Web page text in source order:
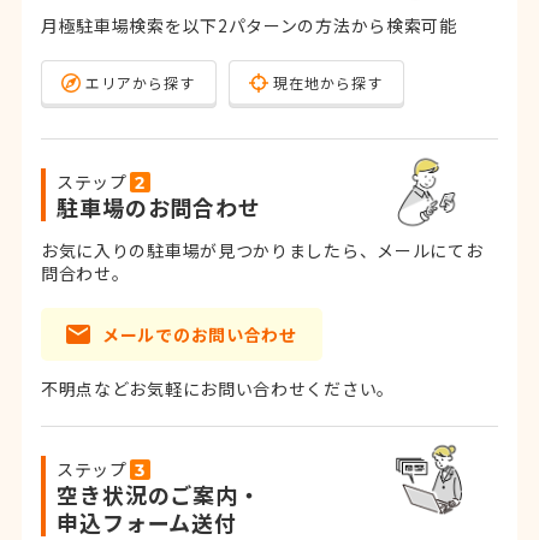
月極駐車場検索を以下2パターンの方法から検索可能
エリアから探す 現在地から探す
ステップ
駐車場のお問合わせ
お気に入りの駐車場が見つかりましたら、メールにてお
問合わせ。
メールでのお問い合わせ
不明点などお気軽にお問い合わせください。
ステップ
空き状況のご案内・
申込フォーム送付